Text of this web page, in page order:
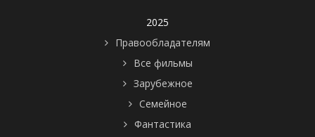
2025
Правообладателям
Все фильмы
Зарубежное
Семейное
Фантастика